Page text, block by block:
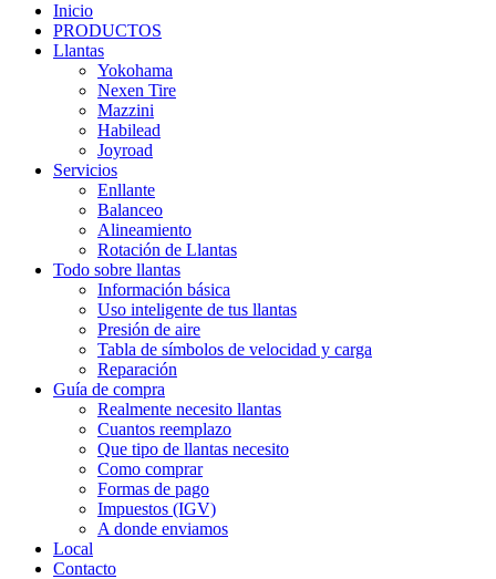
Inicio
PRODUCTOS
Llantas
Yokohama
Nexen Tire
Mazzini
Habilead
Joyroad
Servicios
Enllante
Balanceo
Alineamiento
Rotación de Llantas
Todo sobre llantas
Información básica
Uso inteligente de tus llantas
Presión de aire
Tabla de símbolos de velocidad y carga
Reparación
Guía de compra
Realmente necesito llantas
Cuantos reemplazo
Que tipo de llantas necesito
Como comprar
Formas de pago
Impuestos (IGV)
A donde enviamos
Local
Contacto